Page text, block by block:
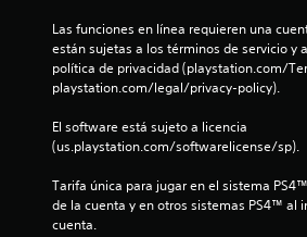
Las funciones en línea requieren una
están sujetas a los términos de servicio y
política de privacidad (playstation.com/
playstation.com/legal/privacy-policy).
El software está sujeto a licencia
(us.playstation.com/softwarelicense/sp).
Tarifa única para jugar en el sistema
de la cuenta y en otros sistemas PS4™ al
cuenta.